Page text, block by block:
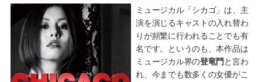
ミュージカル「シカゴ」は、主
演を演じるキャストの入れ替わ
りが頻繁に行われることでも有
名です。というのも、本作品は
ミュージカル界の登竜門 と言わ
れ、今までも数多くの女優がこ